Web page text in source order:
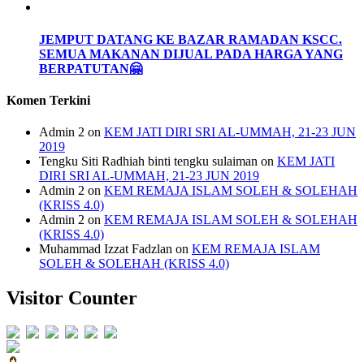
JEMPUT DATANG KE BAZAR RAMADAN KSCC.
SEMUA MAKANAN DIJUAL PADA HARGA YANG
BERPATUTAN🤗
Komen Terkini
Admin 2 on KEM JATI DIRI SRI AL-UMMAH, 21-23 JUN
2019
Tengku Siti Radhiah binti tengku sulaiman on KEM JATI
DIRI SRI AL-UMMAH, 21-23 JUN 2019
Admin 2 on KEM REMAJA ISLAM SOLEH & SOLEHAH
(KRISS 4.0)
Admin 2 on KEM REMAJA ISLAM SOLEH & SOLEHAH
(KRISS 4.0)
Muhammad Izzat Fadzlan on KEM REMAJA ISLAM
SOLEH & SOLEHAH (KRISS 4.0)
Visitor Counter